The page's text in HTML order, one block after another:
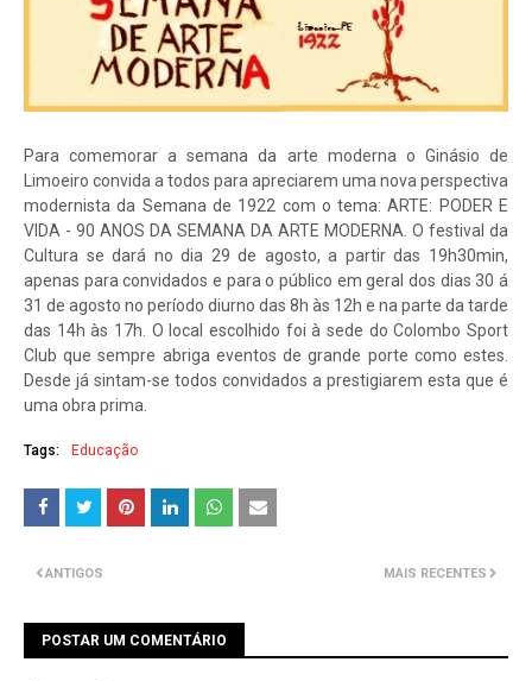
Para comemorar a semana da arte moderna o Ginásio de
Limoeiro convida a todos para apreciarem uma nova perspectiva
modernista da Semana de 1922 com o tema: ARTE: PODER E
VIDA - 90 ANOS DA SEMANA DA ARTE MODERNA. O festival da
Cultura se dará no dia 29 de agosto, a partir das 19h30min,
apenas para convidados e para o público em geral dos dias 30 á
31 de agosto no período diurno das 8h às 12h e na parte da tarde
das 14h às 17h. O local escolhido foi à sede do Colombo Sport
Club que sempre abriga eventos de grande porte como estes.
Desde já sintam-se todos convidados a prestigiarem esta que é
uma obra prima.
Tags: Educação
MAIS RECENTES
ANTIGOS
POSTAR UM COMENTÁRIO